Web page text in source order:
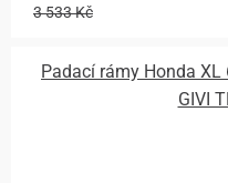
3 533 Kč
Padací rámy Honda XL
GIVI